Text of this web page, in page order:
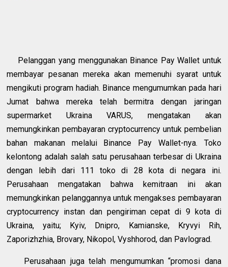
Pelanggan yang menggunakan Binance Pay Wallet untuk
membayar pesanan mereka akan memenuhi syarat untuk
mengikuti program hadiah. Binance mengumumkan pada hari
Jumat bahwa mereka telah bermitra dengan jaringan
supermarket Ukraina VARUS, mengatakan akan
memungkinkan pembayaran cryptocurrency untuk pembelian
bahan makanan melalui Binance Pay Wallet-nya. Toko
kelontong adalah salah satu perusahaan terbesar di Ukraina
dengan lebih dari 111 toko di 28 kota di negara ini.
Perusahaan mengatakan bahwa kemitraan ini akan
memungkinkan pelanggannya untuk mengakses pembayaran
cryptocurrency instan dan pengiriman cepat di 9 kota di
Ukraina, yaitu; Kyiv, Dnipro, Kamianske, Kryvyi Rih,
Zaporizhzhia, Brovary, Nikopol, Vyshhorod, dan Pavlograd.
Perusahaan juga telah mengumumkan “promosi dana